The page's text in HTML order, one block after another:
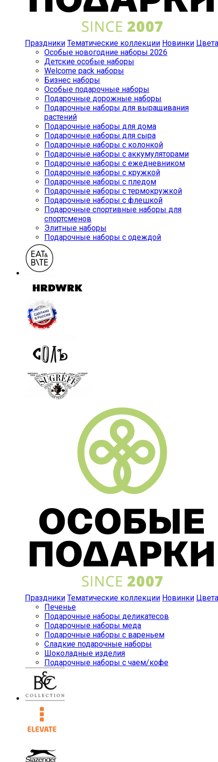
Праздники Тематические коллекции Новинки Цвета
Особые новогодние наборы 2026
Детские особые наборы
Welcome pack наборы
Бизнес наборы
Особые подарочные наборы
Подарочные дорожные наборы
Подарочные наборы для выращивания
растений
Подарочные наборы для дома
Подарочные наборы для сыра
Подарочные наборы с колонкой
Подарочные наборы с аккумуляторами
Подарочные наборы с ежедневником
Подарочные наборы с кружкой
Подарочные наборы с пледом
Подарочные наборы с термокружкой
Подарочные наборы с флешкой
Подарочные спортивные наборы для
спортсменов
Элитные наборы
Подарочные наборы с одеждой
Праздники Тематические коллекции Новинки Цвета
Печенье
Подарочные наборы деликатесов
Подарочные наборы меда
Подарочные наборы с вареньем
Сладкие подарочные наборы
Шоколадные изделия
Подарочные наборы с чаем/кофе